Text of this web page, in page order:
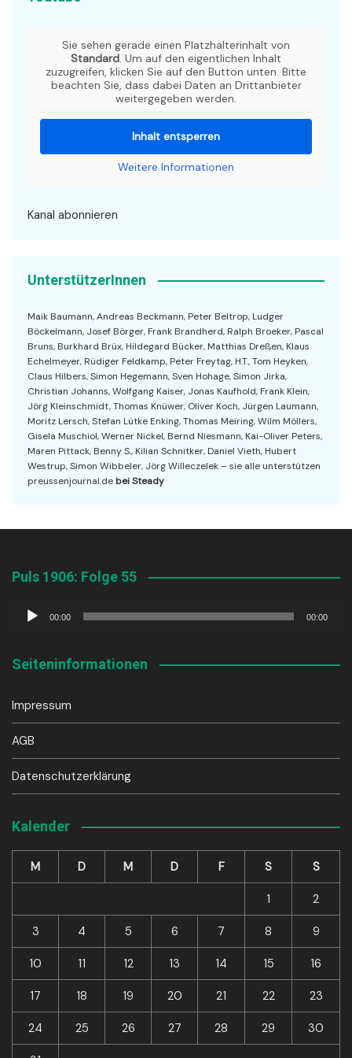
Sie sehen gerade einen Platzhalterinhalt von
Standard. Um auf den eigentlichen Inhalt
zuzugreifen, klicken Sie auf den Button unten. Bitte
beachten Sie, dass dabei Daten an Drittanbieter
weitergegeben werden.
Inhalt entsperren
Weitere Informationen
Kanal abonnieren
UnterstützerInnen
Maik Baumann, Andreas Beckmann, Peter Beltrop, Ludger
Böckelmann, Josef Börger, Frank Brandherd, Ralph Broeker, Pascal
Bruns, Burkhard Brüx, Hildegard Bücker, Matthias Dreßen, Klaus
Echelmeyer, Rüdiger Feldkamp, Peter Freytag, H.T., Tom Heyken,
Claus Hilbers, Simon Hegemann, Sven Hohage, Simon Jirka,
Christian Johanns, Wolfgang Kaiser, Jonas Kaufhold, Frank Klein,
Jörg Kleinschmidt, Thomas Knüwer, Oliver Koch, Jürgen Laumann,
Moritz Lersch, Stefan Lütke Enking, Thomas Meiring, Wilm Möllers,
Gisela Muschiol, Werner Nickel, Bernd Niesmann, Kai-Oliver Peters,
Maren Pittack, Benny S., Kilian Schnitker, Daniel Vieth, Hubert
Westrup, Simon Wibbeler, Jörg Willeczelek – sie alle unterstützen
preussenjournal.de bei Steady
Puls 1906: Folge 55
Audio-
00:00 00:00
Seiteninformationen
Impressum
AGB
Datenschutzerklärung
Kalender
M D M D F S S
1 2
3 4 5 6 7 8 9
10 11 12 13 14 15 16
17 18 19 20 21 22 23
24 25 26 27 28 29 30